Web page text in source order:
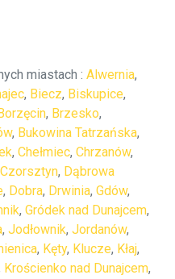
miastach : Alwernia,
, Biecz, Biskupice,
, Brzesko,
, Bukowina Tatrzańska,
, Chełmiec, Chrzanów,
Czorsztyn, Dąbrowa
, Dobra, Drwinia, Gdów,
, Gródek nad Dunajcem,
, Jodłownik, Jordanów,
, Kęty, Klucze, Kłaj,
Krościenko nad Dunajcem,